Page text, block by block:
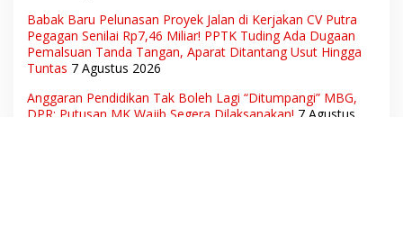
Babak Baru Pelunasan Proyek Jalan di Kerjakan CV Putra
Pegagan Senilai Rp7,46 Miliar! PPTK Tuding Ada Dugaan
Pemalsuan Tanda Tangan, Aparat Ditantang Usut Hingga
Tuntas 7 Agustus 2026
Anggaran Pendidikan Tak Boleh Lagi “Ditumpangi” MBG,
DPR: Putusan MK Wajib Segera Dilaksanakan! 7 Agustus